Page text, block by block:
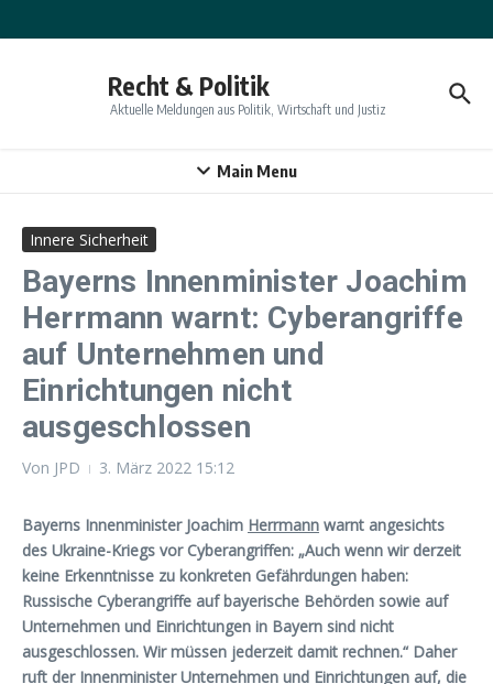
Recht & Politik
Aktuelle Meldungen aus Politik, Wirtschaft und Justiz
Main Menu
Innere Sicherheit
Bayerns Innenminister Joachim
Herrmann warnt: Cyberangriffe
auf Unternehmen und
Einrichtungen nicht
ausgeschlossen
Von JPD 3. März 2022 15:12
Bayerns Innenminister Joachim Herrmann warnt angesichts
des Ukraine-Kriegs vor Cyberangriffen: „Auch wenn wir derzeit
keine Erkenntnisse zu konkreten Gefährdungen haben:
Russische Cyberangriffe auf bayerische Behörden sowie auf
Unternehmen und Einrichtungen in Bayern sind nicht
ausgeschlossen. Wir müssen jederzeit damit rechnen.“ Daher
ruft der Innenminister Unternehmen und Einrichtungen auf, die